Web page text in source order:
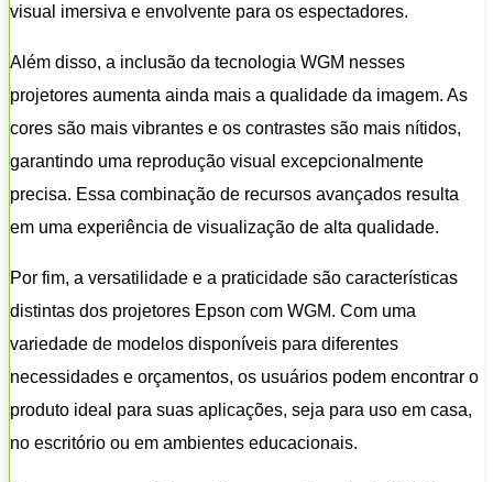
visual imersiva e envolvente para os espectadores.
Além disso, a inclusão da tecnologia WGM nesses
projetores aumenta ainda mais a qualidade da imagem. As
cores são mais vibrantes e os contrastes são mais nítidos,
garantindo uma reprodução visual excepcionalmente
precisa. Essa combinação de recursos avançados resulta
em uma experiência de visualização de alta qualidade.
Por fim, a versatilidade e a praticidade são características
distintas dos projetores Epson com WGM. Com uma
variedade de modelos disponíveis para diferentes
necessidades e orçamentos, os usuários podem encontrar o
produto ideal para suas aplicações, seja para uso em casa,
no escritório ou em ambientes educacionais.